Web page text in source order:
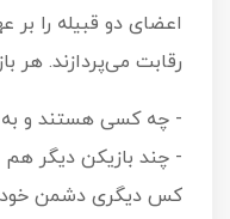
اعضای دو قبیله را بر
رقابت می‌پردازند. هر
- چه کسی هستند و به
- چند بازیکن دیگر
کس دیگری دشمن خود